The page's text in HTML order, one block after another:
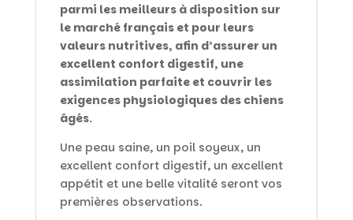
parmi les meilleurs à disposition sur
le marché français et pour leurs
valeurs nutritives, afin d’assurer un
excellent confort digestif, une
assimilation parfaite et couvrir les
exigences physiologiques des chiens
âgés.
Une peau saine, un poil soyeux, un
excellent confort digestif, un excellent
appétit et une belle vitalité seront vos
premières observations.